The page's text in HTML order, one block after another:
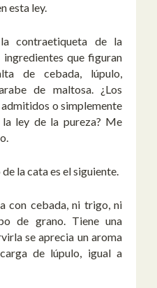
esta ley.
contraetiqueta de la
que figuran
de cebada, lúpulo,
de maltosa. ¿Los
o simplemente
ley de la pureza? Me
la cata es el siguiente.
con cebada, ni trigo, ni
de grano. Tiene una
se aprecia un aroma
de lúpulo, igual a